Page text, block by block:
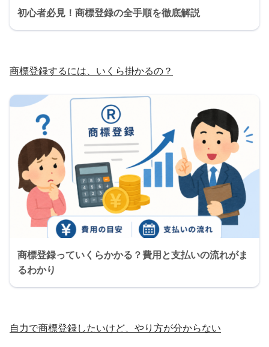
初心者必見！商標登録の全手順を徹底解説
商標登録するには、いくら掛かるの？
商標登録っていくらかかる？費用と支払いの流れがま
るわかり
自力で商標登録したいけど、やり方が分からない